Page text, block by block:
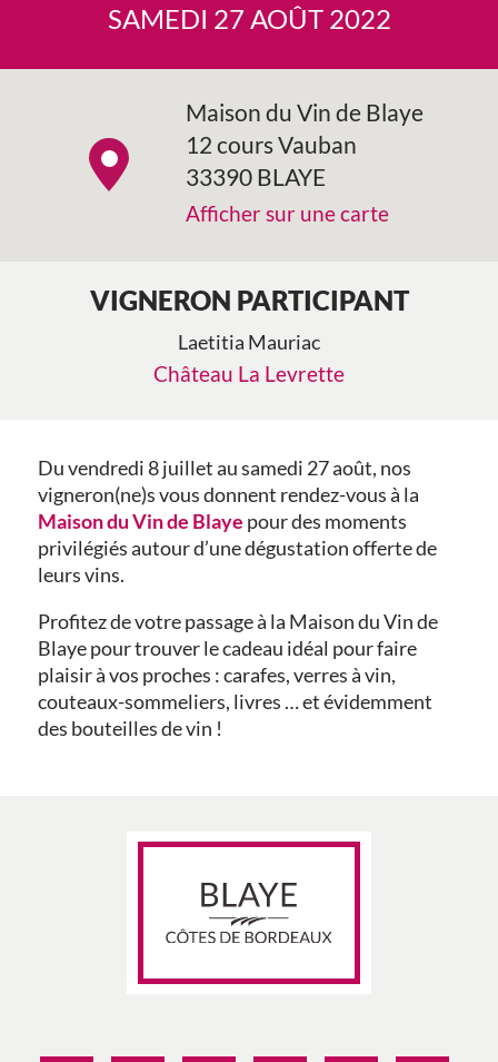
SAMEDI 27 AOÛT 2022
Maison du Vin de Blaye
12 cours Vauban
33390 BLAYE
Afficher sur une carte
VIGNERON PARTICIPANT
Laetitia Mauriac
Château La Levrette
Du vendredi 8 juillet au samedi 27 août, nos
vigneron(ne)s vous donnent rendez-vous à la
Maison du Vin de Blaye pour des moments
privilégiés autour d’une dégustation offerte de
leurs vins.
Profitez de votre passage à la Maison du Vin de
Blaye pour trouver le cadeau idéal pour faire
plaisir à vos proches : carafes, verres à vin,
couteaux-sommeliers, livres … et évidemment
des bouteilles de vin !